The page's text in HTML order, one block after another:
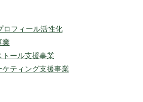
ロフィール活性化
業
トール支援事業
ケティング支援事業